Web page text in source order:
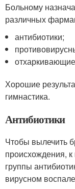
Больному
различных
антибиотики;
Хорошие
гимнастика.
Антибиотики
Чтобы вылечить
происхождения,
группы
вирусном